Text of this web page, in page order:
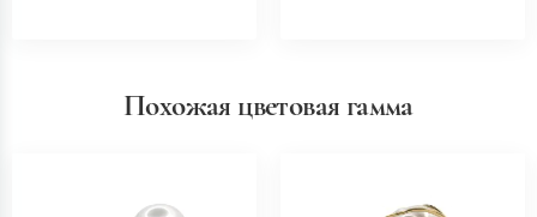
Похожая цветовая гамма